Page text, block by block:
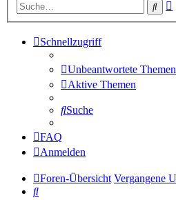
Schnellzugriff
Unbeantwortete Themen
Aktive Themen
Suche
FAQ
Anmelden
Foren-Übersicht Vergangene
Suche